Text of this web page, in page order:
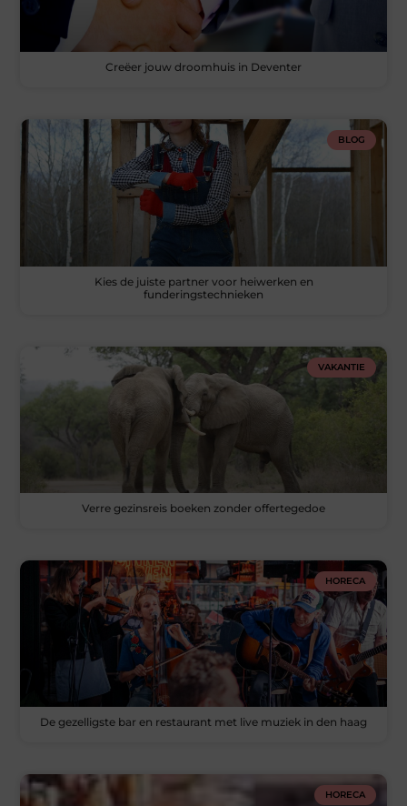
Creëer jouw droomhuis in Deventer
BLOG
Kies de juiste partner voor heiwerken en
funderingstechnieken
VAKANTIE
Verre gezinsreis boeken zonder offertegedoe
HORECA
De gezelligste bar en restaurant met live muziek in den haag
HORECA